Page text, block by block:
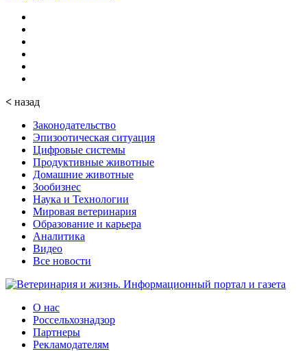
< назад
Законодательство
Эпизоотическая ситуация
Цифровые системы
Продуктивные животные
Домашние животные
Зообизнес
Наука и Технологии
Мировая ветеринария
Образование и карьера
Аналитика
Видео
Все новости
О нас
Россельхознадзор
Партнеры
Рекламодателям